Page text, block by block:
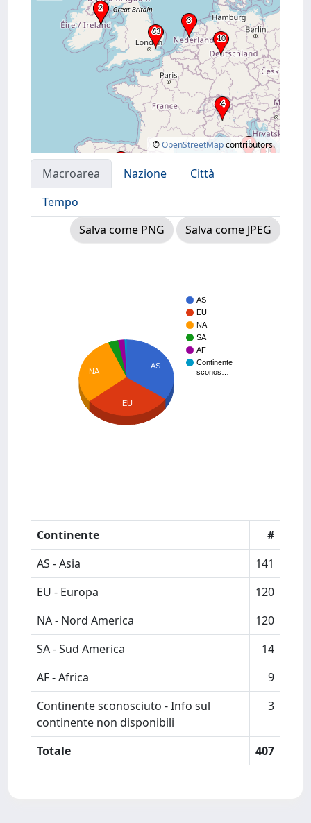
©OpenStreetMapcontributors.
Macroarea Nazione
Città
Tempo
Salva come PNG
Salva come JPEG
AS
EU
NA
SA
AF
Continente
sconos…
AS
NA
EU
Continente
#
AS - Asia
141
EU - Europa
120
NA - Nord America
120
SA - Sud America
14
AF - Africa
9
Continente sconosciuto - Info sul
continente non disponibili
3
Totale 407